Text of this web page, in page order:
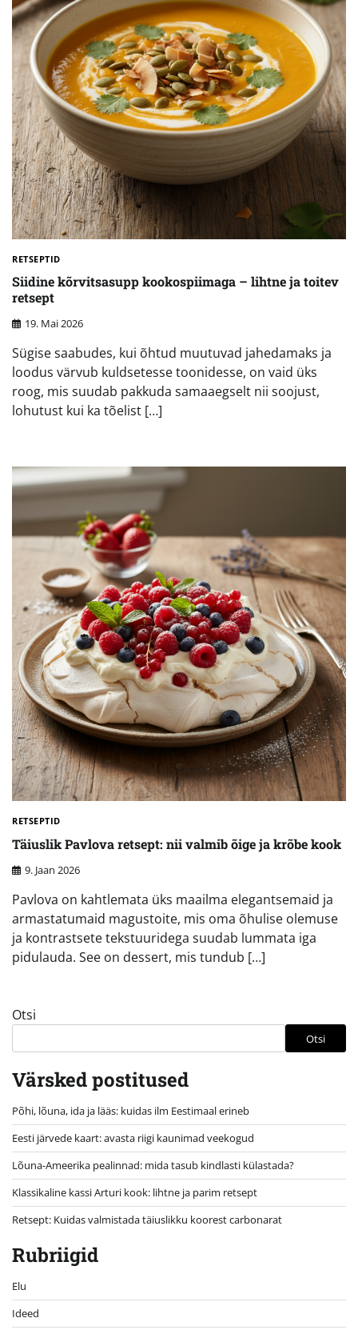
RETSEPTID
Siidine kõrvitsasupp kookospiimaga – lihtne ja toitev
retsept
19. Mai 2026
Sügise saabudes, kui õhtud muutuvad jahedamaks ja
loodus värvub kuldsetesse toonidesse, on vaid üks
roog, mis suudab pakkuda samaaegselt nii soojust,
lohutust kui ka tõelist […]
RETSEPTID
Täiuslik Pavlova retsept: nii valmib õige ja krõbe kook
9. Jaan 2026
Pavlova on kahtlemata üks maailma elegantsemaid ja
armastatumaid magustoite, mis oma õhulise olemuse
ja kontrastsete tekstuuridega suudab lummata iga
pidulauda. See on dessert, mis tundub […]
Otsi
Otsi
Värsked postitused
Põhi, lõuna, ida ja lääs: kuidas ilm Eestimaal erineb
Eesti järvede kaart: avasta riigi kaunimad veekogud
Lõuna-Ameerika pealinnad: mida tasub kindlasti külastada?
Klassikaline kassi Arturi kook: lihtne ja parim retsept
Retsept: Kuidas valmistada täiuslikku koorest carbonarat
Rubriigid
Elu
Ideed